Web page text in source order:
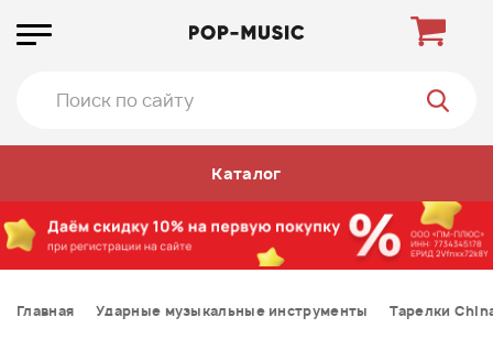
Каталог
Главная Ударные музыкальные инструменты Тарелки